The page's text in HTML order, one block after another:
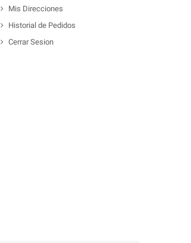
Mis Direcciones
Historial de Pedidos
Cerrar Sesion